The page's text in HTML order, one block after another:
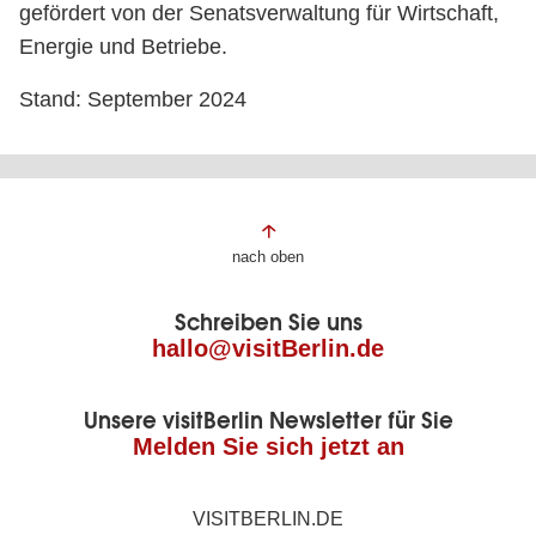
gefördert von der Senatsverwaltung für Wirtschaft,
Energie und Betriebe.
Stand: September 2024
Fußbereich
Seite
nach oben
Schreiben Sie uns
hallo@visitBerlin.de
Unsere visitBerlin Newsletter für Sie
Melden Sie sich jetzt an
VISITBERLIN.DE